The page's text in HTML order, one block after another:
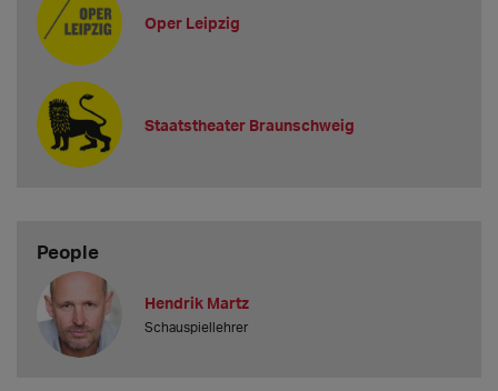
Oper Leipzig
Staatstheater Braunschweig
People
Hendrik Martz
Schauspiellehrer